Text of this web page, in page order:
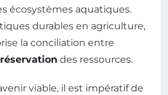
écosystèmes aquatiques.
durables en agriculture,
la conciliation entre
des ressources.
viable, il est impératif de